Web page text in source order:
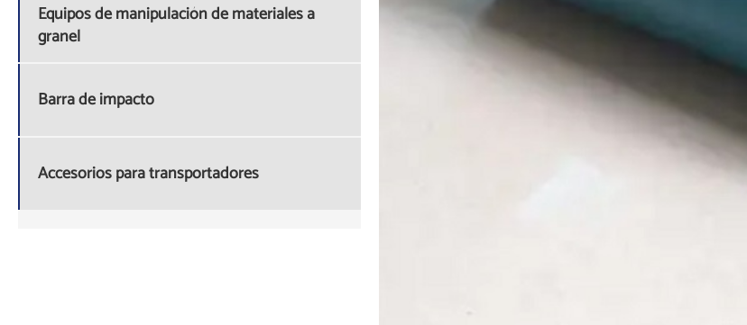
Equipos de manipulación de materiales a
granel
Barra de impacto
Accesorios para transportadores